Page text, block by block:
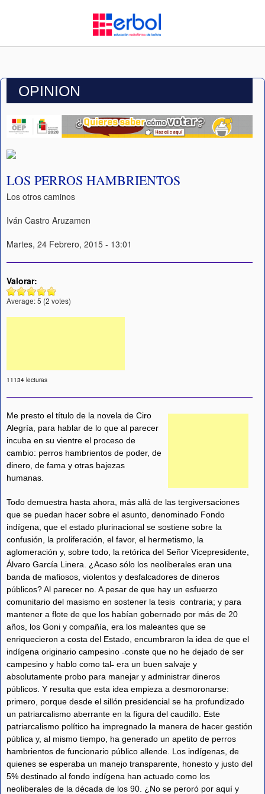
OPINION
LOS PERROS HAMBRIENTOS
Los otros caminos
Iván Castro Aruzamen
Martes, 24 Febrero, 2015 - 13:01
Valorar:
Average:5 (2 votes)
11134 lecturas
Me presto el título de la novela de Ciro
Alegría, para hablar de lo que al parecer
incuba en su vientre el proceso de
cambio: perros hambrientos de poder, de
dinero, de fama y otras bajezas
humanas.
Todo demuestra hasta ahora, más allá de las tergiversaciones
que se puedan hacer sobre el asunto, denominado Fondo
indígena, que el estado plurinacional se sostiene sobre la
confusión, la proliferación, el favor, el hermetismo, la
aglomeración y, sobre todo, la retórica del Señor Vicepresidente,
Álvaro García Linera. ¿Acaso sólo los neoliberales eran una
banda de mafiosos, violentos y desfalcadores de dineros
públicos? Al parecer no. A pesar de que hay un esfuerzo
comunitario del masismo en sostener la tesis contraria; y para
mantener a flote de que los habían gobernado por más de 20
años, los Goni y compañía, era los maleantes que se
enriquecieron a costa del Estado, encumbraron la idea de que el
indígena originario campesino ˗conste que no he dejado de ser
campesino y hablo como tal˗ era un buen salvaje y
absolutamente probo para manejar y administrar dineros
públicos. Y resulta que esta idea empieza a desmoronarse:
primero, porque desde el sillón presidencial se ha profundizado
un patriarcalismo aberrante en la figura del caudillo. Este
patriarcalismo político ha impregnado la manera de hacer gestión
pública y, al mismo tiempo, ha generado un apetito de perros
hambrientos de funcionario público allende. Los indígenas, de
quienes se esperaba un manejo transparente, honesto y justo del
5% destinado al fondo indígena han actuado como los
neoliberales de la década de los 90. ¿No se peroró por aquí y